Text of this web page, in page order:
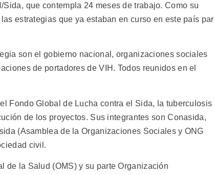
que contempla 24 meses de trabajo. Como su
estrategias que ya estaban en curso en este país
son el gobierno nacional, organizaciones sociales
de portadores de VIH. Todos reunidos en el
Fondo Global de Lucha contra el Sida, la tuberculosis
de los proyectos. Sus integrantes son Conasida,
(Asamblea de la Organizaciones Sociales y ONG
civil.
de la Salud (OMS) y su parte Organización